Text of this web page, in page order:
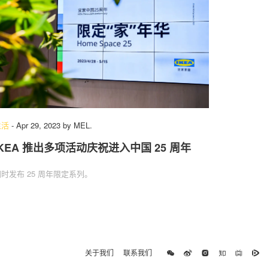
- Apr 29, 2023 by MEL.
推出多项活动庆祝进入中国 25 周年
发布 25 周年限定系列。
关于我们 联系我们